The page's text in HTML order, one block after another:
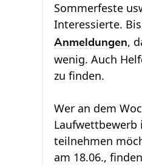
Sommerfeste
Interessierte.
Anmeldungen,
wenig. Auch
zu finden.
Wer an dem
Laufwettbewerb
teilnehmen
am 18.06.,